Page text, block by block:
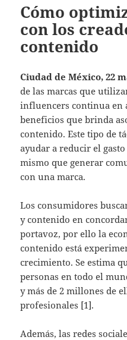
Cómo
con los
contenido
Ciudad de México, 22
de las marcas que
influencers continua en
beneficios que brinda
contenido. Este tipo de
ayudar a reducir el
mismo que generar
con una marca.
Los consumidores
y contenido en
portavoz, por ello la
contenido está
crecimiento. Se estima
personas en todo el
y más de 2 millones de
profesionales [1].
Además, las redes